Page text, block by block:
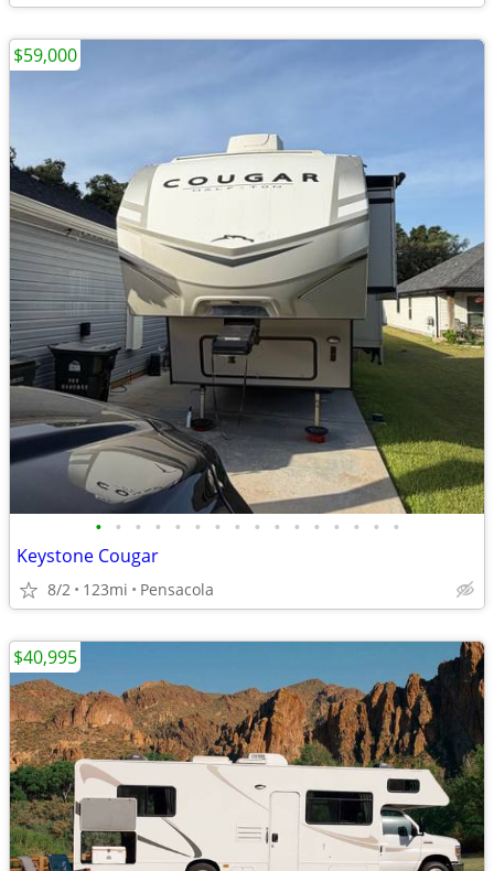
• • • • • • • • • • • • • • • •
Keystone Cougar
8/2 123mi Pensacola
$59,000
$40,995